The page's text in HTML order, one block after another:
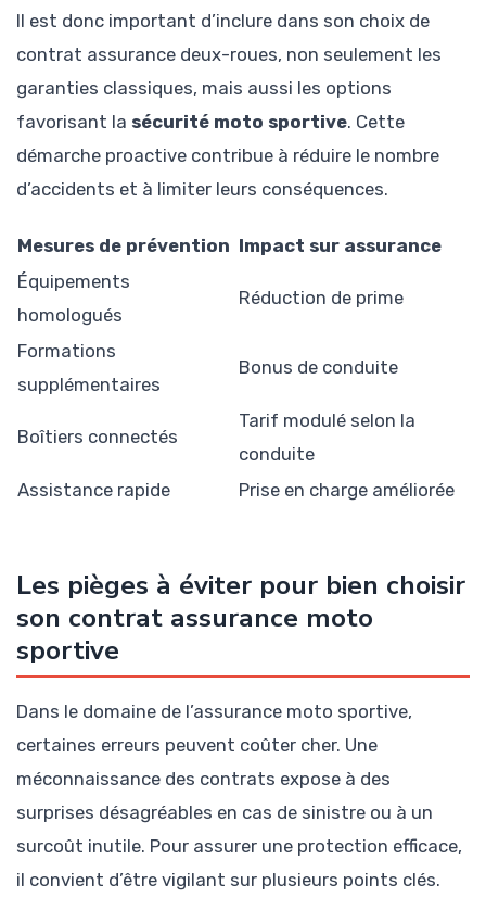
Il est donc important d’inclure dans son choix de
contrat assurance deux-roues, non seulement les
garanties classiques, mais aussi les options
favorisant la sécurité moto sportive. Cette
démarche proactive contribue à réduire le nombre
d’accidents et à limiter leurs conséquences.
Mesures de prévention Impact sur assurance
Équipements
homologués
Réduction de prime
Formations
supplémentaires
Bonus de conduite
Boîtiers connectés
Tarif modulé selon la
conduite
Assistance rapide
Prise en charge améliorée
Les pièges à éviter pour bien choisir
son contrat assurance moto
sportive
Dans le domaine de l’assurance moto sportive,
certaines erreurs peuvent coûter cher. Une
méconnaissance des contrats expose à des
surprises désagréables en cas de sinistre ou à un
surcoût inutile. Pour assurer une protection efficace,
il convient d’être vigilant sur plusieurs points clés.